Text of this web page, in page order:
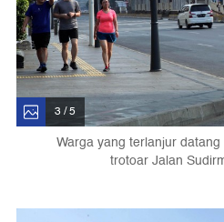
3 / 5
Warga yang terlanjur
trotoar Jalan